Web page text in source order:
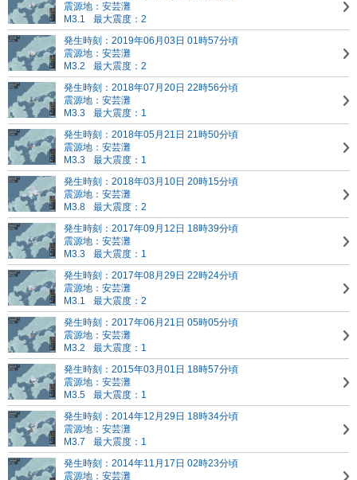
震源地：安芸灘
M3.1
最大震度：2
発生時刻：2019年06月03日 01時57分頃
震源地：安芸灘
M3.2
最大震度：2
発生時刻：2018年07月20日 22時56分頃
震源地：安芸灘
M3.3
最大震度：1
発生時刻：2018年05月21日 21時50分頃
震源地：安芸灘
M3.3
最大震度：1
発生時刻：2018年03月10日 20時15分頃
震源地：安芸灘
M3.8
最大震度：2
発生時刻：2017年09月12日 18時39分頃
震源地：安芸灘
M3.3
最大震度：1
発生時刻：2017年08月29日 22時24分頃
震源地：安芸灘
M3.1
最大震度：2
発生時刻：2017年06月21日 05時05分頃
震源地：安芸灘
M3.2
最大震度：1
発生時刻：2015年03月01日 18時57分頃
震源地：安芸灘
M3.5
最大震度：1
発生時刻：2014年12月29日 18時34分頃
震源地：安芸灘
M3.7
最大震度：1
発生時刻：2014年11月17日 02時23分頃
震源地：安芸灘